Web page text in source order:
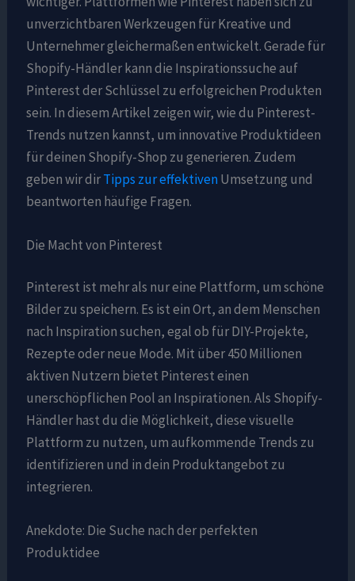
unverzichtbaren Werkzeugen für Kreative und
Unternehmer gleichermaßen entwickelt. Gerade für
Shopify-Händler kann die Inspirationssuche auf
Pinterest der Schlüssel zu erfolgreichen Produkten
sein. In diesem Artikel zeigen wir, wie du Pinterest-
Trends nutzen kannst, um innovative Produktideen
für deinen Shopify-Shop zu generieren. Zudem
geben wir dirTipps zur effektivenUmsetzung und
beantworten häufige Fragen.
Die Macht von Pinterest
Pinterest ist mehr als nur eine Plattform, um schöne
Bilder zu speichern. Es ist ein Ort, an dem Menschen
nach Inspiration suchen, egal ob für DIY-Projekte,
Rezepte oder neue Mode. Mit über 450 Millionen
aktiven Nutzern bietet Pinterest einen
unerschöpflichen Pool an Inspirationen. Als Shopify-
Händler hast du die Möglichkeit, diese visuelle
Plattform zu nutzen, um aufkommende Trends zu
identifizieren und in dein Produktangebot zu
integrieren.
Anekdote: Die Suche nach der perfekten
Produktidee